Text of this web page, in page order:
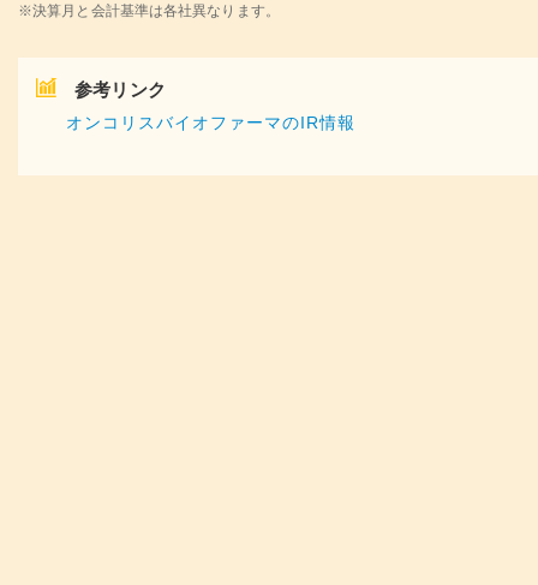
※決算月と会計基準は各社異なります。
参考リンク
オンコリスバイオファーマのIR情報